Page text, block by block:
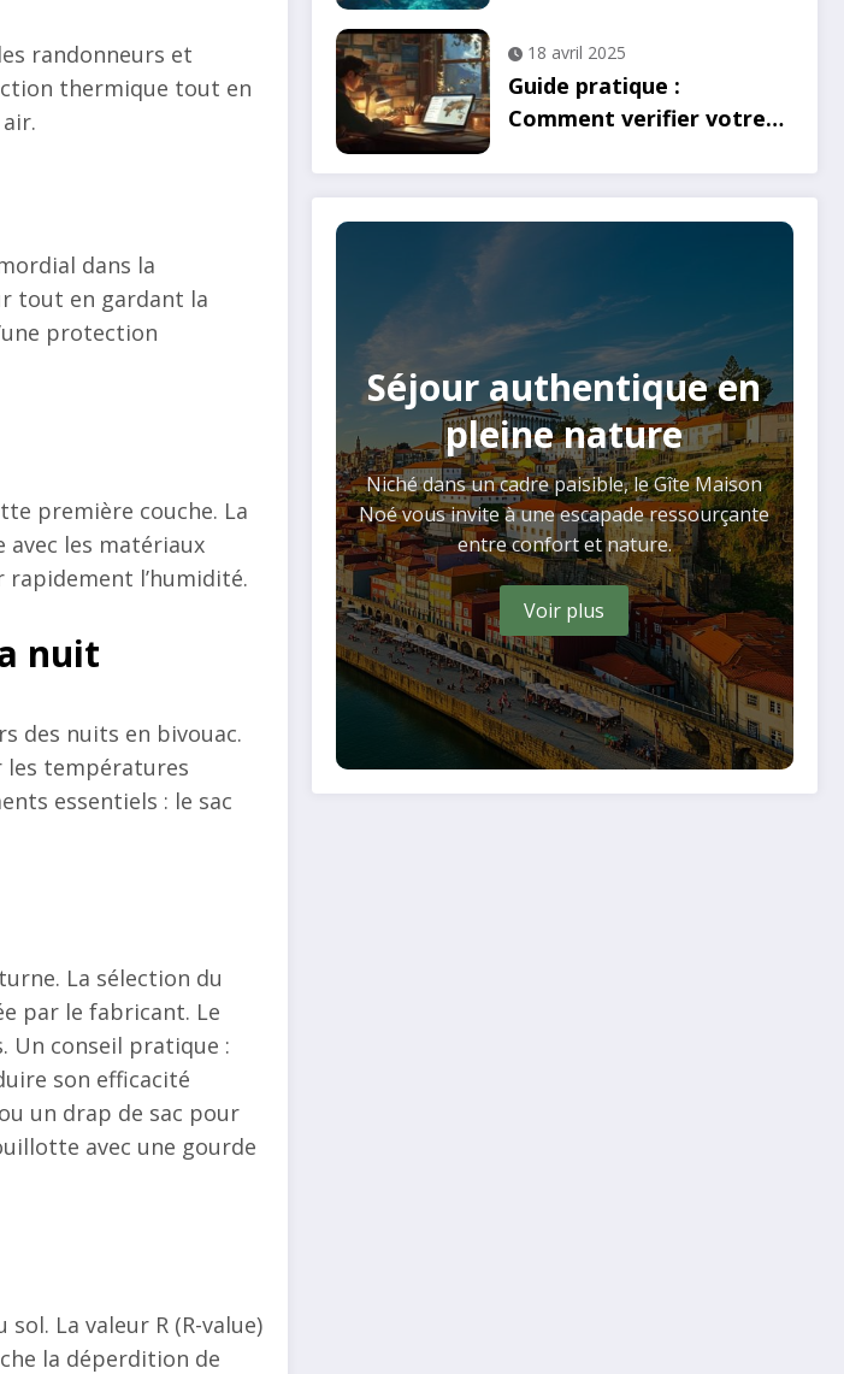
randonneurs et
thermique tout en
dans la
tout en gardant la
protection
première couche. La
les matériaux
l’humidité.
nuit
des nuits en bivouac.
températures
essentiels : le sac
La sélection du
par le fabricant. Le
Un conseil pratique :
son efficacité
un drap de sac pour
avec une gourde
La valeur R (R-value)
la déperdition de
aux ailerons
18 avril 2025
Guide pratique :
Comment verifier votre
vietnamien
Séjour authentique en
pleine nature
Niché dans un cadre paisible, le Gîte Maison
Noé vous invite à une escapade ressourçante
entre confort et nature.
Voir plus